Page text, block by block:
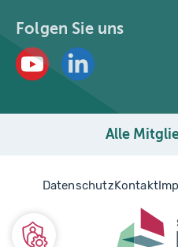
Folgen Sie uns
Alle
DatenschutzKontakt